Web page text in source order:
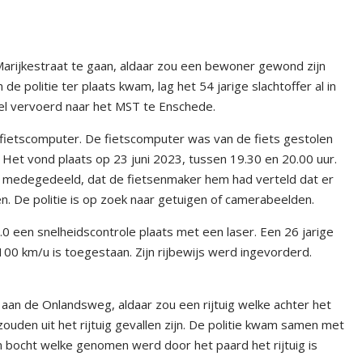
te gaan, aldaar zou een bewoner gewond zijn
politie ter plaats kwam, lag het 54 jarige slachtoffer al in
vervoerd naar het MST te Enschede.
De fietscomputer was van de fiets gestolen
vond plaats op 23 juni 2023, tussen 19.30 en 20.00 uur.
dat de fietsenmaker hem had verteld dat er
De politie is op zoek naar getuigen of camerabeelden.
een snelheidscontrole plaats met een laser. Een 26 jarige
km/u is toegestaan. Zijn rijbewijs werd ingevorderd.
de Onlandsweg, aldaar zou een rijtuig welke achter het
uit het rijtuig gevallen zijn. De politie kwam samen met
welke genomen werd door het paard het rijtuig is